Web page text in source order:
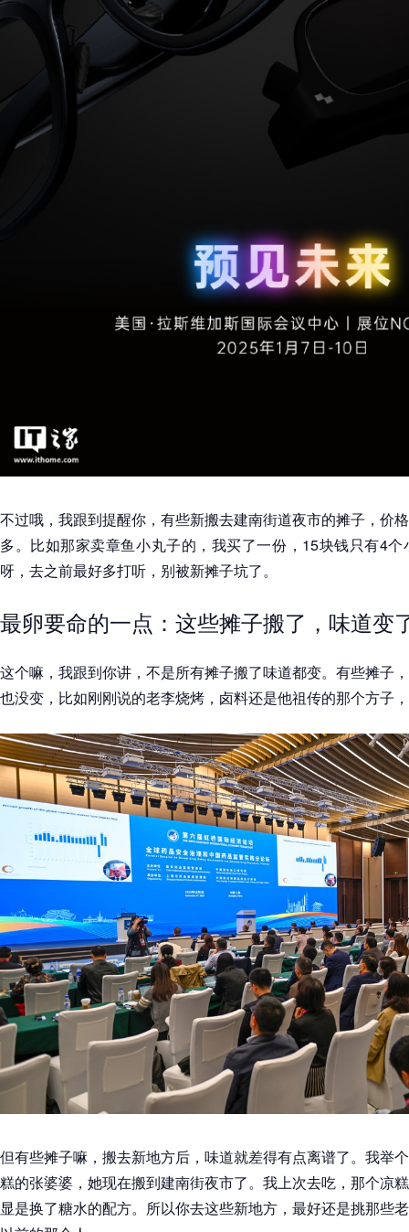
不过哦，我跟到提醒你，有些新搬去建南街道夜市的摊子，价
多。比如那家卖章鱼小丸子的，我买了一份，15块钱只有4
呀，去之前最好多打听，别被新摊子坑了。
最卵要命的一点：这些摊子搬了，味道变
这个嘛，我跟到你讲，不是所有摊子搬了味道都变。有些摊子
也没变，比如刚刚说的老李烧烤，卤料还是他祖传的那个方子
但有些摊子嘛，搬去新地方后，味道就差得有点离谱了。我举
糕的张婆婆，她现在搬到建南街夜市了。我上次去吃，那个凉
显是换了糖水的配方。所以你去这些新地方，最好还是挑那些